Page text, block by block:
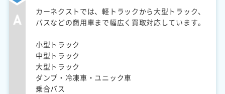
カーネクストでは、軽トラックから大型トラック、
バスなどの商用車まで幅広く買取対応しています。
小型トラック
中型トラック
大型トラック
ダンプ・冷凍車・ユニック車
乗合バス